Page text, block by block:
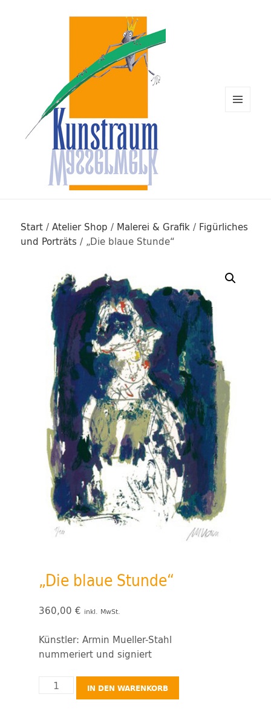
Start /Atelier Shop / Malerei & Grafik / Figürliches
und Porträts / „Die blaue Stunde“
„Die blaue Stunde“
360,00 € inkl. MwSt.
Künstler: Armin Mueller-Stahl
nummeriert und signiert
"Die
IN DEN WARENKORB